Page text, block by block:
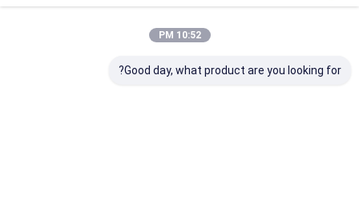
ورق اکریلیک مات شده
آکریلیک انتقال دهنده UV
10:52 PM
Good day, what product are you looking for?